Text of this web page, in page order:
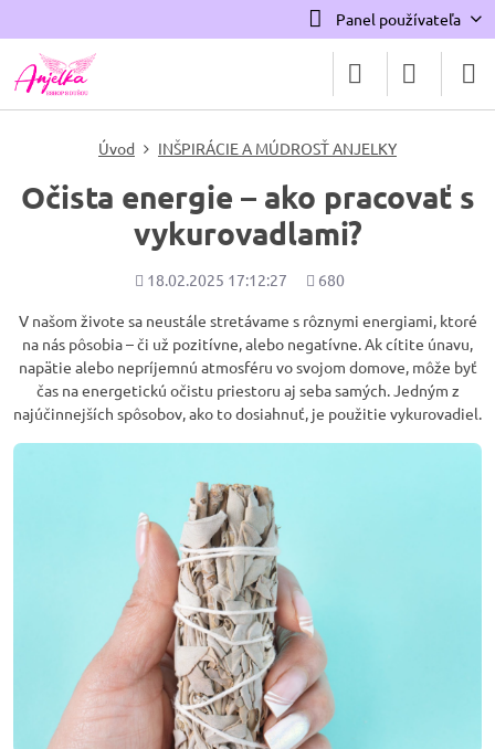
Panel používateľa
Úvod INŠPIRÁCIE A MÚDROSŤ ANJELKY
Očista energie – ako pracovať s
vykurovadlami?
Pridané
18.02.2025 17:12:27
Počet
680
V našom živote sa neustále stretávame s rôznymi energiami, ktoré
na nás pôsobia – či už pozitívne, alebo negatívne. Ak cítite únavu,
napätie alebo nepríjemnú atmosféru vo svojom domove, môže byť
čas na energetickú očistu priestoru aj seba samých. Jedným z
najúčinnejších spôsobov, ako to dosiahnuť, je použitie vykurovadiel.